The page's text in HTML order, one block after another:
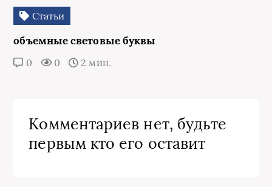
Статьи
объемные световые буквы
0 0 2 мин.
Комментариев нет, будьте
первым кто его оставит